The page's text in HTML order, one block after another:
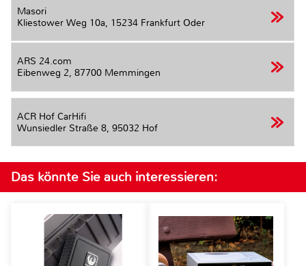
Masori
Kliestower Weg 10a, 15234 Frankfurt Oder
ARS 24.com
Eibenweg 2, 87700 Memmingen
ACR Hof CarHifi
Wunsiedler Straße 8, 95032 Hof
Das könnte Sie auch interessieren: